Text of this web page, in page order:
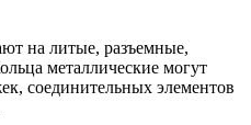
на литые, разъемные,
металлические могут
соединительных элементов